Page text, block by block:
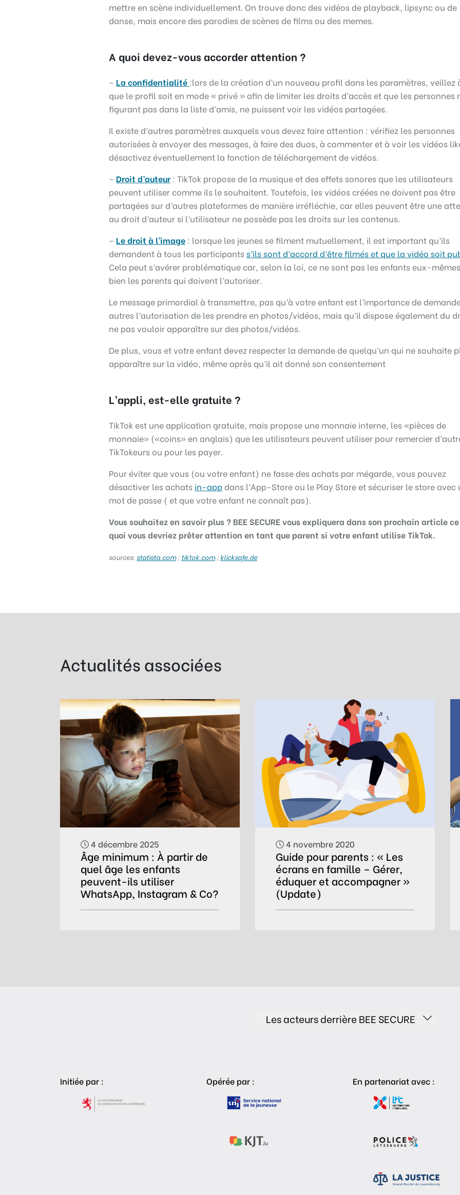
mettre en scène individuellement. On trouve donc des vidéos de playback, lipsync ou de
danse, mais encore des parodies de scènes de films ou des memes.
A quoi devez-vous accorder attention ?
– La confidentialité :lors de la création d’un nouveau profil dans les paramètres, veillez
que le profil soit en mode « privé » afin de limiter les droits d’accès et que les personnes
figurant pas dans la liste d’amis, ne puissent voir les vidéos partagées.
Il existe d’autres paramètres auxquels vous devez faire attention : vérifiez les personnes
autorisées à envoyer des messages, à faire des duos, à commenter et à voir les vidéos
désactivez éventuellement la fonction de téléchargement de vidéos.
– Droit d’auteur: TikTok propose de la musique et des effets sonores que les utilisateurs
peuvent utiliser comme ils le souhaitent. Toutefois, les vidéos créées ne doivent pas être
partagées sur d’autres plateformes de manière irréfléchie, car elles peuvent être une
au droit d’auteur si l’utilisateur ne possède pas les droits sur les contenus.
– Le droit à l’image : lorsque les jeunes se filment mutuellement, il est important qu’ils
demandent à tous les participantss’ils sont d’accord d’être filmés et que la vidéo soit
Cela peut s’avérer problématique car, selon la loi, ce ne sont pas les enfants eux-
bien les parents qui doivent l’autoriser.
Le message primordial à transmettre, pas qu’à votre enfant est l’importance de
autres l’autorisation de les prendre en photos/vidéos, mais qu’il dispose également du
ne pas vouloir apparaître sur des photos/vidéos.
De plus, vous et votre enfant devez respecter la demande de quelqu’un qui ne souhaite
apparaître sur la vidéo, même après qu’il ait donné son consentement
L’appli, est-elle gratuite ?
TikTok est une application gratuite, mais propose une monnaie interne, les «pièces de
monnaie» («coins» en anglais) que les utilisateurs peuvent utiliser pour remercier
TikTokeurs ou pour les payer.
Pour éviter que vous (ou votre enfant) ne fasse des achats par mégarde, vous pouvez
désactiver les achats in-appdans l’App-Store ou le Play Store et sécuriser le store avec
mot de passe ( et que votre enfant ne connaît pas).
Vous souhaitez en savoir plus ? BEE SECURE vous expliquera dans son prochain article
quoi vous devriez prêter attention en tant que parent si votre enfant utilise TikTok.
sources: statista.com; tiktok.com; klicksafe.de
Actualités associées
4 décembre 2025
Âge minimum : À partir de
quel âge les enfants
peuvent-ils utiliser
WhatsApp, Instagram & Co?
4 novembre 2020
Guide pour parents : « Les
écrans en famille – Gérer,
éduquer et accompagner »
(Update)
Les acteurs derrière BEE SECURE
Initiée par : Opérée par : En partenariat avec :